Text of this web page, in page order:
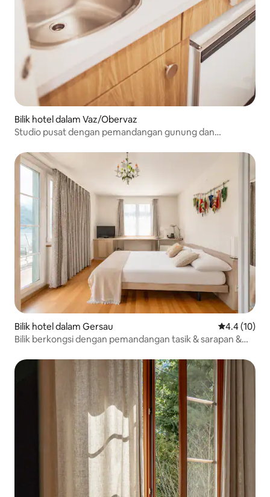
Bilik hotel dalam Vaz/Obervaz
Studio pusat dengan pemandangan gunung dan
Bilik hotel dalam Gersau Penarafan
4.4 (10)
Bilik berkongsi dengan pemandangan tasik & sarapan &